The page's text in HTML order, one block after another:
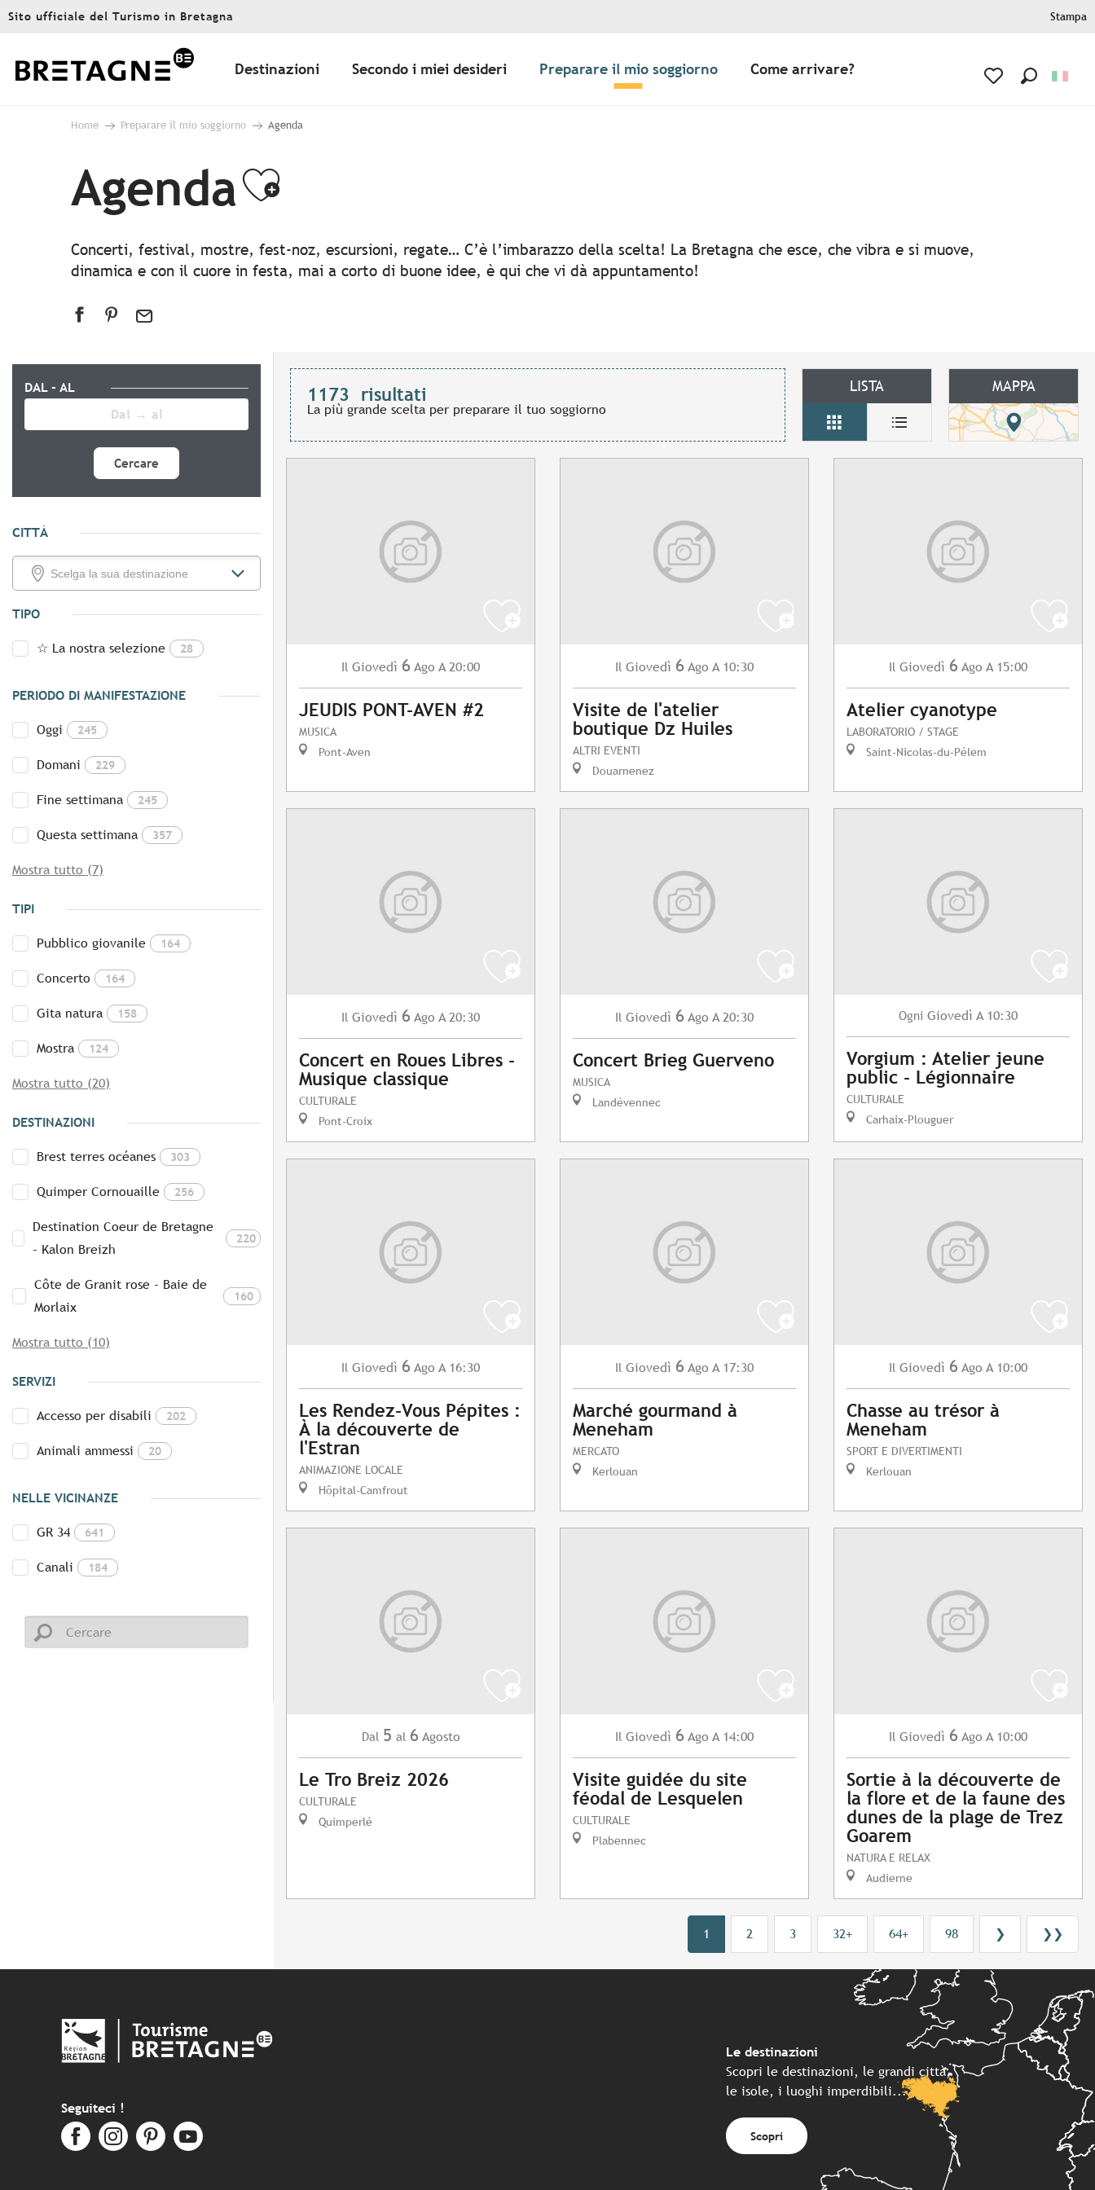
Aller
principal
Sito ufficiale del Turismo in Bretagna Stampa
Destinazioni Secondo i miei desideri Preparare il mio soggiorno Come arrivare?
Home Preparare il mio soggiorno Agenda
AgendaAjouter aux favoris
Concerti, festival, mostre, fest-noz, escursioni, regate… C’è l’imbarazzo della scelta! La Bretagna che esce, che vibra e si muove,
dinamica e con il cuore in festa, mai a corto di buone idee, è qui che vi dà appuntamento!
DAL - AL
Cercare
CITTÀ
TIPO
☆ La nostra selezione 28
PERIODO DI MANIFESTAZIONE
Oggi 245
Domani 229
Fine settimana 245
Questa settimana 357
Mostra tutto (7)
TIPI
Pubblico giovanile 164
Concerto 164
Gita natura 158
Mostra 124
Mostra tutto (20)
DESTINAZIONI
Brest terres océanes 303
Quimper Cornouaille 256
Destination Coeur de Bretagne
- Kalon Breizh
220
Côte de Granit rose - Baie de
Morlaix
160
Mostra tutto (10)
SERVIZI
Accesso per disabili 202
Animali ammessi 20
NELLE VICINANZE
GR 34 641
Canali 184
1173 risultati
La più grande scelta per preparare il tuo soggiorno
LISTA MAPPA
Il Giovedì 6 Ago A 20:00
JEUDIS PONT-AVEN #2
MUSICA
Pont-Aven
Il Giovedì 6 Ago A 10:30
Visite de l'atelier
boutique Dz Huiles
ALTRI EVENTI
Douarnenez
Il Giovedì 6 Ago A 15:00
Atelier cyanotype
LABORATORIO / STAGE
Saint-Nicolas-du-Pélem
Il Giovedì 6 Ago A 20:30
Concert en Roues Libres -
Musique classique
CULTURALE
Pont-Croix
Il Giovedì 6 Ago A 20:30
Concert Brieg Guerveno
MUSICA
Landévennec
Ogni Giovedì A 10:30
Vorgium : Atelier jeune
public - Légionnaire
CULTURALE
Carhaix-Plouguer
Il Giovedì 6 Ago A 16:30
Les Rendez-Vous Pépites :
À la découverte de
l'Estran
ANIMAZIONE LOCALE
Hôpital-Camfrout
Il Giovedì 6 Ago A 17:30
Marché gourmand à
Meneham
MERCATO
Kerlouan
Il Giovedì 6 Ago A 10:00
Chasse au trésor à
Meneham
SPORT E DIVERTIMENTI
Kerlouan
Dal 5 al 6 Agosto
Le Tro Breiz 2026
CULTURALE
Quimperlé
Il Giovedì 6 Ago A 14:00
Visite guidée du site
féodal de Lesquelen
CULTURALE
Plabennec
Il Giovedì 6 Ago A 10:00
Sortie à la découverte de
la flore et de la faune des
dunes de la plage de Trez
Goarem
NATURA E RELAX
Audierne
1 2 3 32+ 64+ 98 ❯ ❯❯
Seguiteci !
Le destinazioni
Scopri le destinazioni, le grandi città,
le isole, i luoghi imperdibili...
Scopri